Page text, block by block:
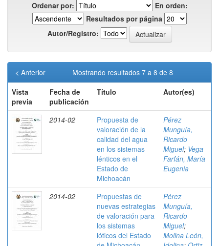
Ordenar por:
En orden:
Resultados por página
Autor/Registro:
Mostrando resultados 7 a 8 de 8
< Anterior
Vista
previa
Fecha de
publicación
Título Autor(es)
2014-02
Propuesta de
valoración de la
calidad del agua
en los sistemas
lénticos en el
Estado de
Michoacán
Pérez
Munguía,
Ricardo
Miguel; Vega
Farfán, María
Eugenia
2014-02
Propuestas de
nuevas estrategias
de valoración para
los sistemas
lóticos del Estado
Pérez
Munguía,
Ricardo
Miguel;
Molina León,